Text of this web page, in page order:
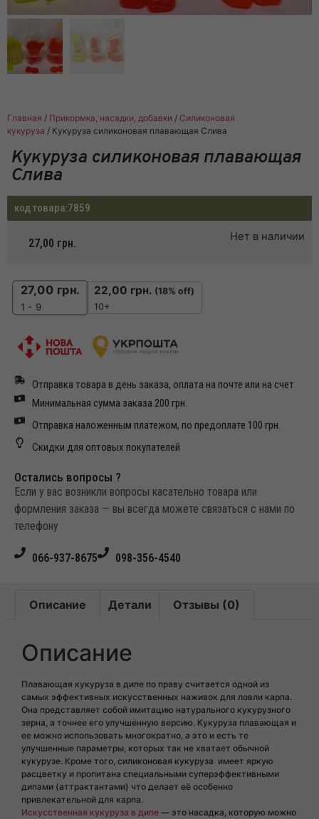
Главная / Прикормка, насадки, добавки / Силиконовая
кукуруза / Кукуруза силиконовая плавающая Слива
Кукуруза силиконовая плавающая
Слива
код товара:7859
27,00 грн. Нет в наличии
27,00 грн.
1 - 9
22,00 грн. (18% off)
10+
Отправка товара в день заказа, оплата на почте или на счет
Минимальная сумма заказа 200 грн.
Отправка наложенным платежом, по предоплате 100 грн.
Скидки для оптовых покупателей
Остались вопросы ?
Если у вас возникли вопросы касательно товара или
формления заказа — вы всегда можете связаться с нами по
телефону
066-937-8675 098-356-4540
Описание Детали Отзывы (0)
Описание
Плавающая кукуруза в дипе по праву считается одной из
самых эффективных искусственных наживок для ловли карпа.
Она представляет собой имитацию натурального кукурузного
зерна, а точнее его улучшенную версию. Кукуруза плавающая и
ее можно использовать многократно, а это и есть те
улучшенные параметры, которых так не хватает обычной
кукурузе. Кроме того, силиконовая кукуруза имеет яркую
расцветку и пропитана специальными суперэффективными
дипами (аттрактантами) что делает её особенно
привлекательной для карпа.
Искусственная кукуруза в дипе — это насадка, которую можно